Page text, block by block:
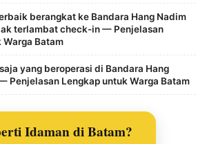
berangkat ke Bandara Hang Nadim
terlambat check-in — Penjelasan
Warga Batam
yang beroperasi di Bandara Hang
Penjelasan Lengkap untuk Warga Batam
Idaman di Batam?